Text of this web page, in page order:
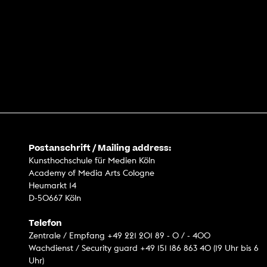
Postanschrift / Mailing address:
Kunsthochschule für Medien Köln
Academy of Media Arts Cologne
Heumarkt 14
D-50667 Köln
Telefon
Zentrale / Empfang +49 221 201 89 - 0 / - 400
Wachdienst / Security guard +49 151 186 863 40 (19 Uhr bis 6
Uhr)